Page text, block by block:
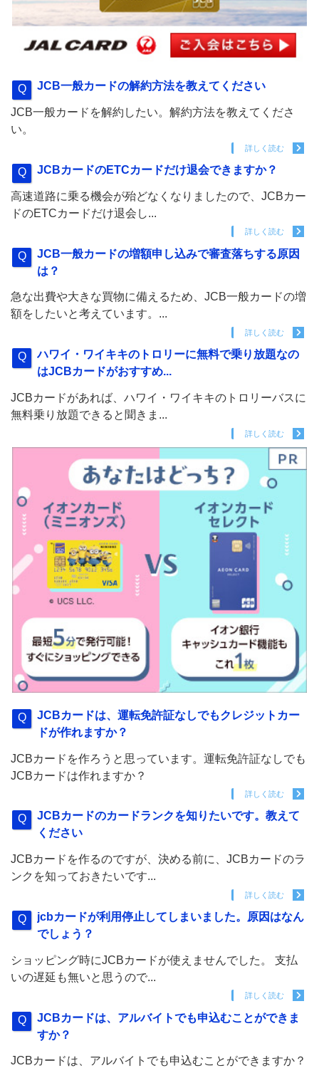
JCB一般カードの解約方法を教えてください
JCB一般カードを解約したい。解約方法を教えてくださ
い。
詳しく読む
JCBカードのETCカードだけ退会できますか？
高速道路に乗る機会が殆どなくなりましたので、JCBカー
ドのETCカードだけ退会し...
詳しく読む
JCB一般カードの増額申し込みで審査落ちする原因
は？
急な出費や大きな買物に備えるため、JCB一般カードの増
額をしたいと考えています。...
詳しく読む
ハワイ・ワイキキのトロリーに無料で乗り放題なの
はJCBカードがおすすめ...
JCBカードがあれば、ハワイ・ワイキキのトロリーバスに
無料乗り放題できると聞きま...
詳しく読む
JCBカードは、運転免許証なしでもクレジットカー
ドが作れますか？
JCBカードを作ろうと思っています。運転免許証なしでも
JCBカードは作れますか？
詳しく読む
JCBカードのカードランクを知りたいです。教えて
ください
JCBカードを作るのですが、決める前に、JCBカードのラ
ンクを知っておきたいです...
詳しく読む
jcbカードが利用停止してしまいました。原因はなん
でしょう？
ショッピング時にJCBカードが使えませんでした。 支払
いの遅延も無いと思うので...
詳しく読む
JCBカードは、アルバイトでも申込むことができま
すか？
JCBカードは、アルバイトでも申込むことができますか？